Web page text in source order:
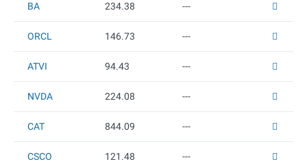
BA 234.38 ---
ORCL 146.73 ---
ATVI 94.43 ---
NVDA 224.08 ---
CAT 844.09 ---
CSCO 121.48 ---